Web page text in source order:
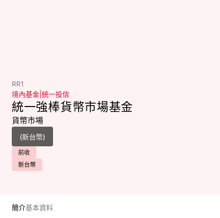
RR1
境內基金 統一投信
統一強棒貨幣市場基金
貨幣市場
前收
新台幣
簡介基本資料